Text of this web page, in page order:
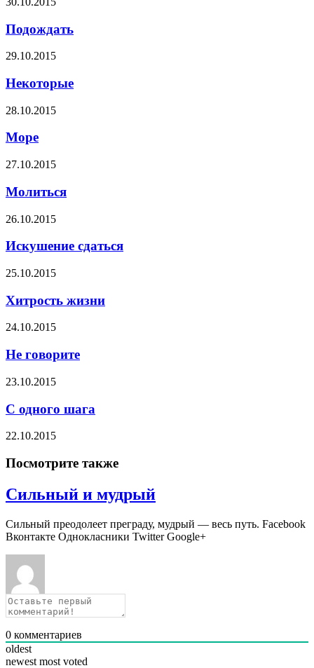
Подождать
29.10.2015
Некоторые
28.10.2015
Море
27.10.2015
Молиться
26.10.2015
Искушение сдаться
25.10.2015
Хитрость жизни
24.10.2015
Не говорите
23.10.2015
С одного шага
22.10.2015
Посмотрите также
Сильный и мудрый
Сильный преодолеет преграду, мудрый — весь путь. Facebook
Вконтакте Однокласники Twitter Google+
0 комментариев
oldest
newest most voted